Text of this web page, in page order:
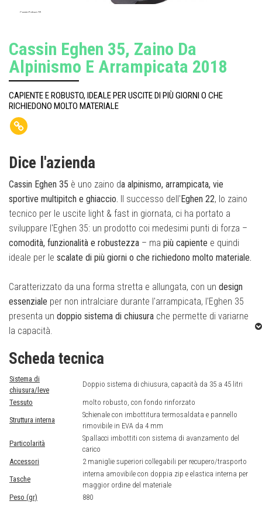
Cassin Eghen 35
Cassin Eghen 35, Zaino Da
Alpinismo E Arrampicata 2018
CAPIENTE E ROBUSTO, IDEALE PER USCITE DI PIÙ GIORNI O CHE
RICHIEDONO MOLTO MATERIALE
Dice l'azienda
Cassin Eghen 35 è uno zaino da alpinismo, arrampicata, vie
sportive multipitch e ghiaccio. Il successo dell'Eghen 22, lo zaino
tecnico per le uscite light & fast in giornata, ci ha portato a
sviluppare l'Eghen 35: un prodotto coi medesimi punti di forza –
comodità, funzionalità e robustezza – ma più capiente e quindi
ideale per le scalate di più giorni o che richiedono molto materiale.
Caratterizzato da una forma stretta e allungata, con un design
essenziale per non intralciare durante l'arrampicata, l'Eghen 35
presenta un doppio sistema di chiusura che permette di variarne
la capacità.
Lefettucce laterali amovibili
extra all'esterno, ma anche di comprimere il carico all'interno. Il
pannello in
dello schienalepuò essere sfilato dal suo vano
per essere usato comeappoggio durante i bivacchi
interna con due zip
, normalmente agganciata allo schienale con
due fibbie rapide, può essere rimossa e portata a tracolla
per
avere sempre con sé documenti, denaro, chiavi ecc. dopo la
scalata.
Caratteristiche tecniche:
Scheda tecnica
Sistema di
chiusura/leve
Doppio sistema di chiusura, capacità da 35 a 45 litri
Tessuto
molto robusto, con fondo rinforzato
Struttura interna
Schienale con imbottitura termosaldata e pannello
rimovibile in EVA da 4 mm
Particolarità
Spallacci imbottiti con sistema di avanzamento del
carico
Accessori
2 maniglie superiori collegabili per recupero/trasporto
Tasche
interna amovibile con doppia zip e elastica interna per
maggior ordine del materiale
Peso (gr)
880